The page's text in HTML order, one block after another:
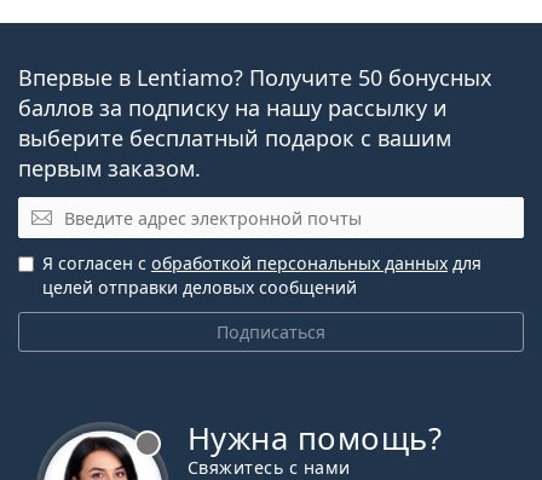
Впервые в Lentiamo? Получите 50 бонусных
баллов за подписку на нашу рассылку и
выберите бесплатный подарок с вашим
первым заказом.
Электронная почта
Подписаться
Я согласен с обработкой персональных данных для
целей отправки деловых сообщений
Нужна помощь?
Свяжитесь с нами